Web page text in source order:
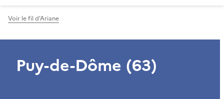
Voir le fil d'Ariane
Puy-de-Dôme (63)